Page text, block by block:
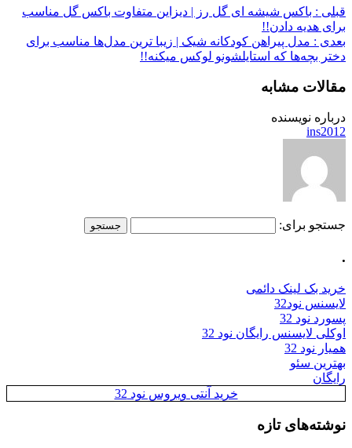
قبلی : باکس شیشه ای گل رز | دیزاین متفاوت باکس گل مناسب
برای هدیه دادن!!
بعدی : مدل پیراهن کودکانه شیک | زیبا ترین مدل‌ها مناسب برای
دختر بچه‌ها که استایلشونو لوکس میکنه!!
مقالات مشابه
درباره نویسنده
ins2012
جستجو برای:
.
خرید بک لینک دائمی
لایسنس نود32
پسورد نود 32
اوکلی لایسنس رایگان نود 32
همیار نود 32
بهترین سئو
رایگان
خرید آنتی ویروس نود 32
نوشته‌های تازه